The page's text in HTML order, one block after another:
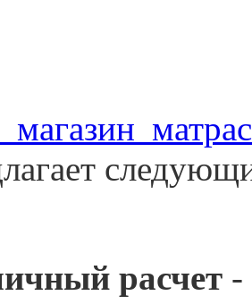
магазин
расчет -